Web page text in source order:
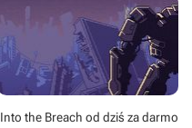
Into the Breach od dziś za darmo